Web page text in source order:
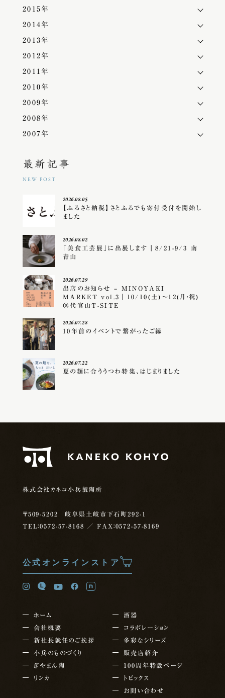
2015年
2014年
2013年
2012年
2011年
2010年
2009年
2008年
2007年
最新記事
NEW POST
2026.08.05
【ふるさと納税】さとふるでも寄付受付を開始し
ました
2026.08.02
「美食工芸展」に出展します｜8/21-9/3 南
青山
2026.07.29
出店のお知らせ – MINOYAKI
MARKET vol.3｜10/10(土)〜12(月・祝)
＠代官山T-SITE
2026.07.28
10年前のイベントで繋がったご縁
2026.07.22
夏の麺に合ううつわ特集、はじまりました
株式会社カネコ小兵製陶所
〒509-5202 岐阜県土岐市下石町292-1
TEL：0572-57-8168
／ FAX：0572-57-8169
公式オンラインストア
ホーム
会社概要
新社長就任のご挨拶
小兵のものづくり
ぎやまん陶
リンカ
酒器
コラボレーション
多彩なシリーズ
販売店紹介
100周年特設ページ
トピックス
お問い合わせ